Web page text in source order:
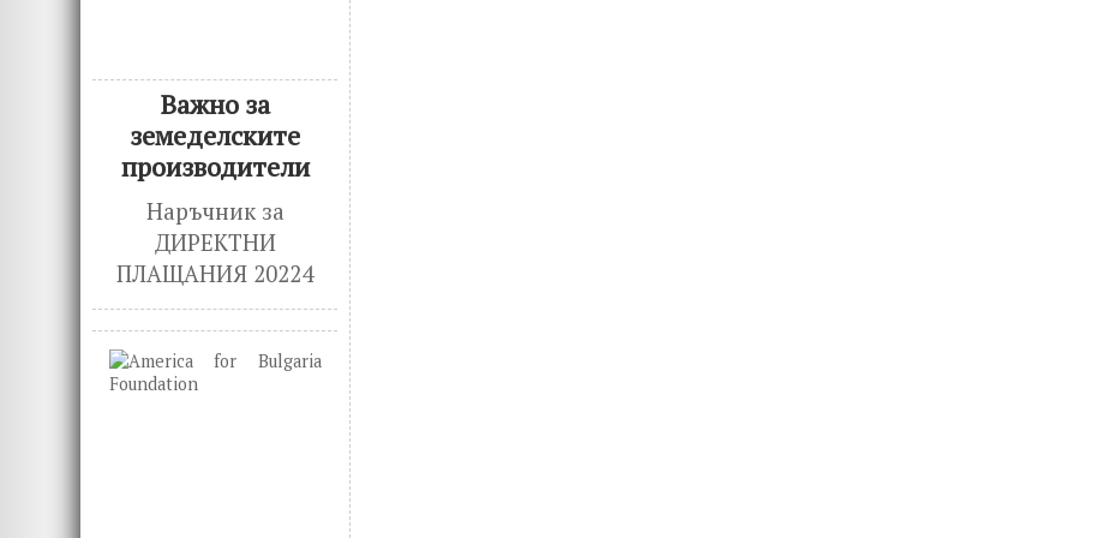
Важно за
земеделските
производители
Наръчник за
ДИРЕКТНИ
ПЛАЩАНИЯ 20224